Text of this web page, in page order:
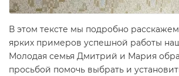
В этом тексте мы подробно
ярких примеров успешной работы
Молодая семья Дмитрий и Мария
просьбой помочь выбрать и